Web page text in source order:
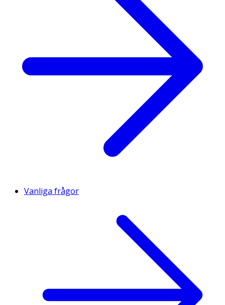
Vanliga frågor